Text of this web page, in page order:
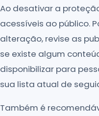
Ao desativar a
acessíveis ao público.
alteração, revise as
se existe algum
disponibilizar para
sua lista atual de
Também é